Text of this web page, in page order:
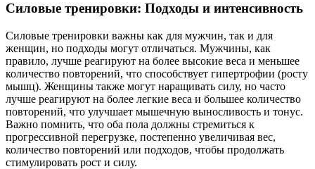
Силовые тренировки: Подходы и интенсивность
Силовые тренировки важны как для мужчин, так и для
женщин, но подходы могут отличаться. Мужчины, как
правило, лучше реагируют на более высокие веса и меньшее
количество повторений, что способствует гипертрофии (росту
мышц). Женщины также могут наращивать силу, но часто
лучше реагируют на более легкие веса и большее количество
повторений, что улучшает мышечную выносливость и тонус.
Важно помнить, что оба пола должны стремиться к
прогрессивной перегрузке, постепенно увеличивая вес,
количество повторений или подходов, чтобы продолжать
стимулировать рост и силу.